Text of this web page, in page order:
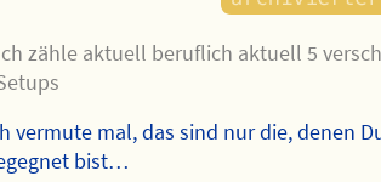
zähle aktuell beruflich aktuell 5
vermute mal, das sind nur die, denen
bist…